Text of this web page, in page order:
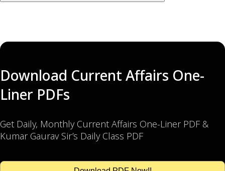
Download Current Affairs One-
Liner PDFs
Get Daily, Monthly Current Affairs One-Liner PDF &
Kumar Gaurav Sir’s Daily Class PDF